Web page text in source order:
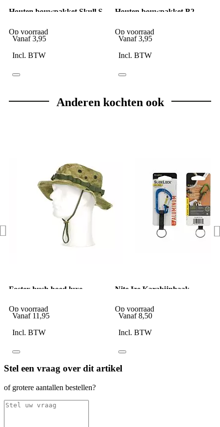
Houten bouwpakket Skull S-
Op voorraad
Vanaf 3,95
Incl. BTW
Houten bouwpakket B2
Op voorraad
Vanaf 3,95
Incl. BTW
Anderen kochten ook
Fostex bush hoed luxe
Op voorraad
Vanaf 11,95
Incl. BTW
Nite Ize Karabijnhaak
#3
Op voorraad
Vanaf 8,50
Incl. BTW
Stel een vraag over dit artikel
of grotere aantallen bestellen?